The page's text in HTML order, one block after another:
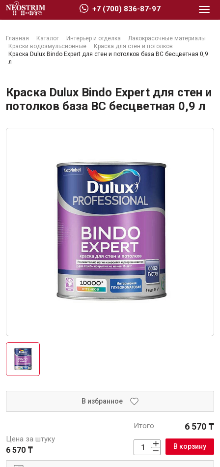
Главная Каталог Интерьер и отделка
Лакокрасочные материалы
Краски водоэмульсионные
Краска для стен и потолков
Краска Dulux Bindo Expert для стен и потолков база BC бесцветная 0,9
л
Краска Dulux Bindo Expert для стен и
потолков база BC бесцветная 0,9 л
В избранное
Цена за штуку
6 570 ₸
Итого 6 570 ₸
В корзину
+7 (700) 836-87-97
Стройматериалы
Кровельные материалы
Интерьер и отделка
Лакокрасочные материалы
Клеи, жидкие гвозди
Электро-оборудование